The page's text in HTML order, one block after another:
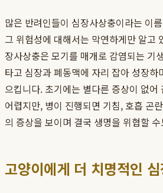
많은 반려인들이 심장사상충이라는 이
그 위험성에 대해서는 막연하게만 알고
장사상충은 모기를 매개로 감염되는 기
타고 심장과 폐동맥에 자리 잡아 성장하
으킵니다. 초기에는 별다른 증상이 없어
어렵지만, 병이 진행되면 기침, 호흡 곤
의 증상을 보이며 결국 생명을 위협할
고양이에게 더 치명적인